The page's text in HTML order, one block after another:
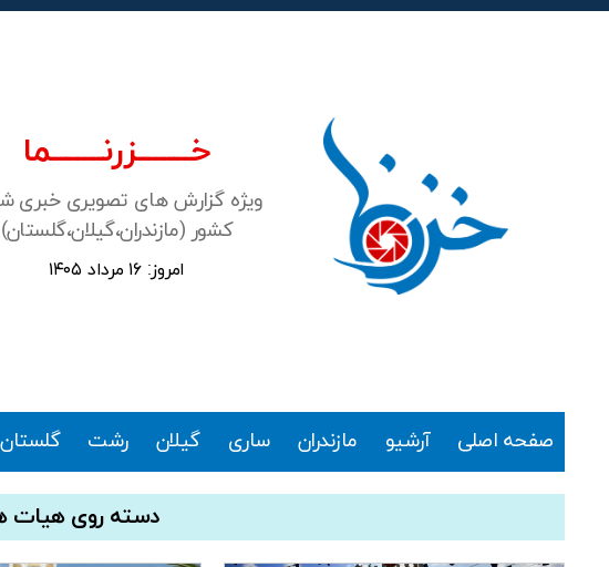
خـــــــزرنـــــــما
ویژه گزارش های تصویری خبری
کشور (مازندران،گیلان،گلستان)
امروز: ۱۶ مرداد ۱۴۰۵
صفحه اصلی آرشیو مازندران ساری گیلان رشت گلستان
دسته روی هیات